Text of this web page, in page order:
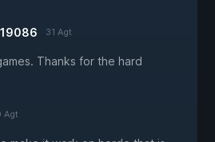
31 Agt
Thanks for the hard
Agt